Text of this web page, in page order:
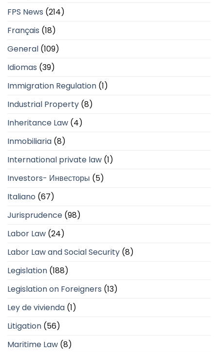
FPS News (214)
Français (18)
General (109)
Idiomas (39)
Immigration Regulation (1)
Industrial Property (8)
Inheritance Law (4)
Inmobiliaria (8)
International private law (1)
Investors- Инвесторы (5)
Italiano (67)
Jurisprudence (98)
Labor Law (24)
Labor Law and Social Security (8)
Legislation (188)
Legislation on Foreigners (13)
Ley de vivienda (1)
Litigation (56)
Maritime Law (8)